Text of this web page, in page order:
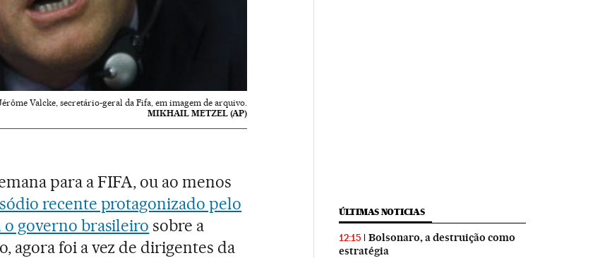
Valcke, secretário-geral da Fifa, em imagem de arquivo.
MIKHAIL METZEL (AP)
para a FIFA, ou ao menos
recente protagonizado pelo
governo brasileiro sobre a
agora foi a vez de dirigentes da
ÚLTIMAS NOTICIAS
12:15
Bolsonaro, a destruição como
estratégia